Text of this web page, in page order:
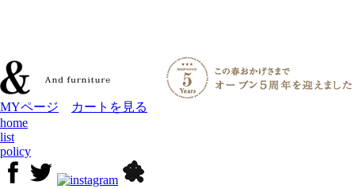
MYページ
カートを見る
home
list
policy